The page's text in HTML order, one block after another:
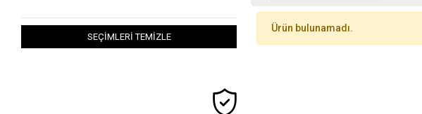
SEÇİMLERİ TEMİZLE
Ürün bulunamadı.